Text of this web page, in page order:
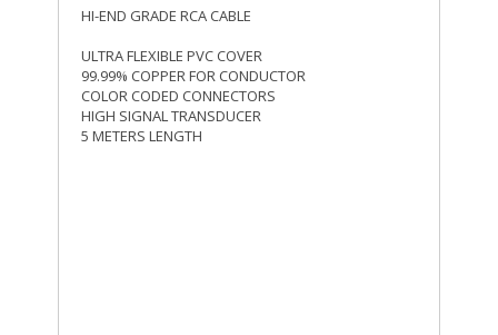
HI-END GRADE RCA CABLE
ULTRA FLEXIBLE PVC COVER
99.99% COPPER FOR CONDUCTOR
COLOR CODED CONNECTORS
HIGH SIGNAL TRANSDUCER
5 METERS LENGTH